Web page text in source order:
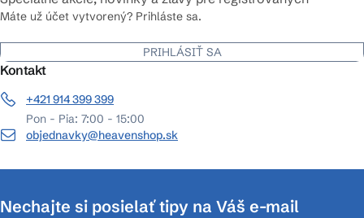
Máte už účet vytvorený? Prihláste sa.
PRIHLÁSIŤ SA
Kontakt
+421 914 399 399
Pon - Pia: 7:00 - 15:00
objednavky@heavenshop.sk
Nechajte si posielať tipy na Váš e-mail